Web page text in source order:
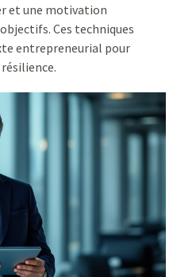
et une motivation
Ces techniques
entrepreneurial pour